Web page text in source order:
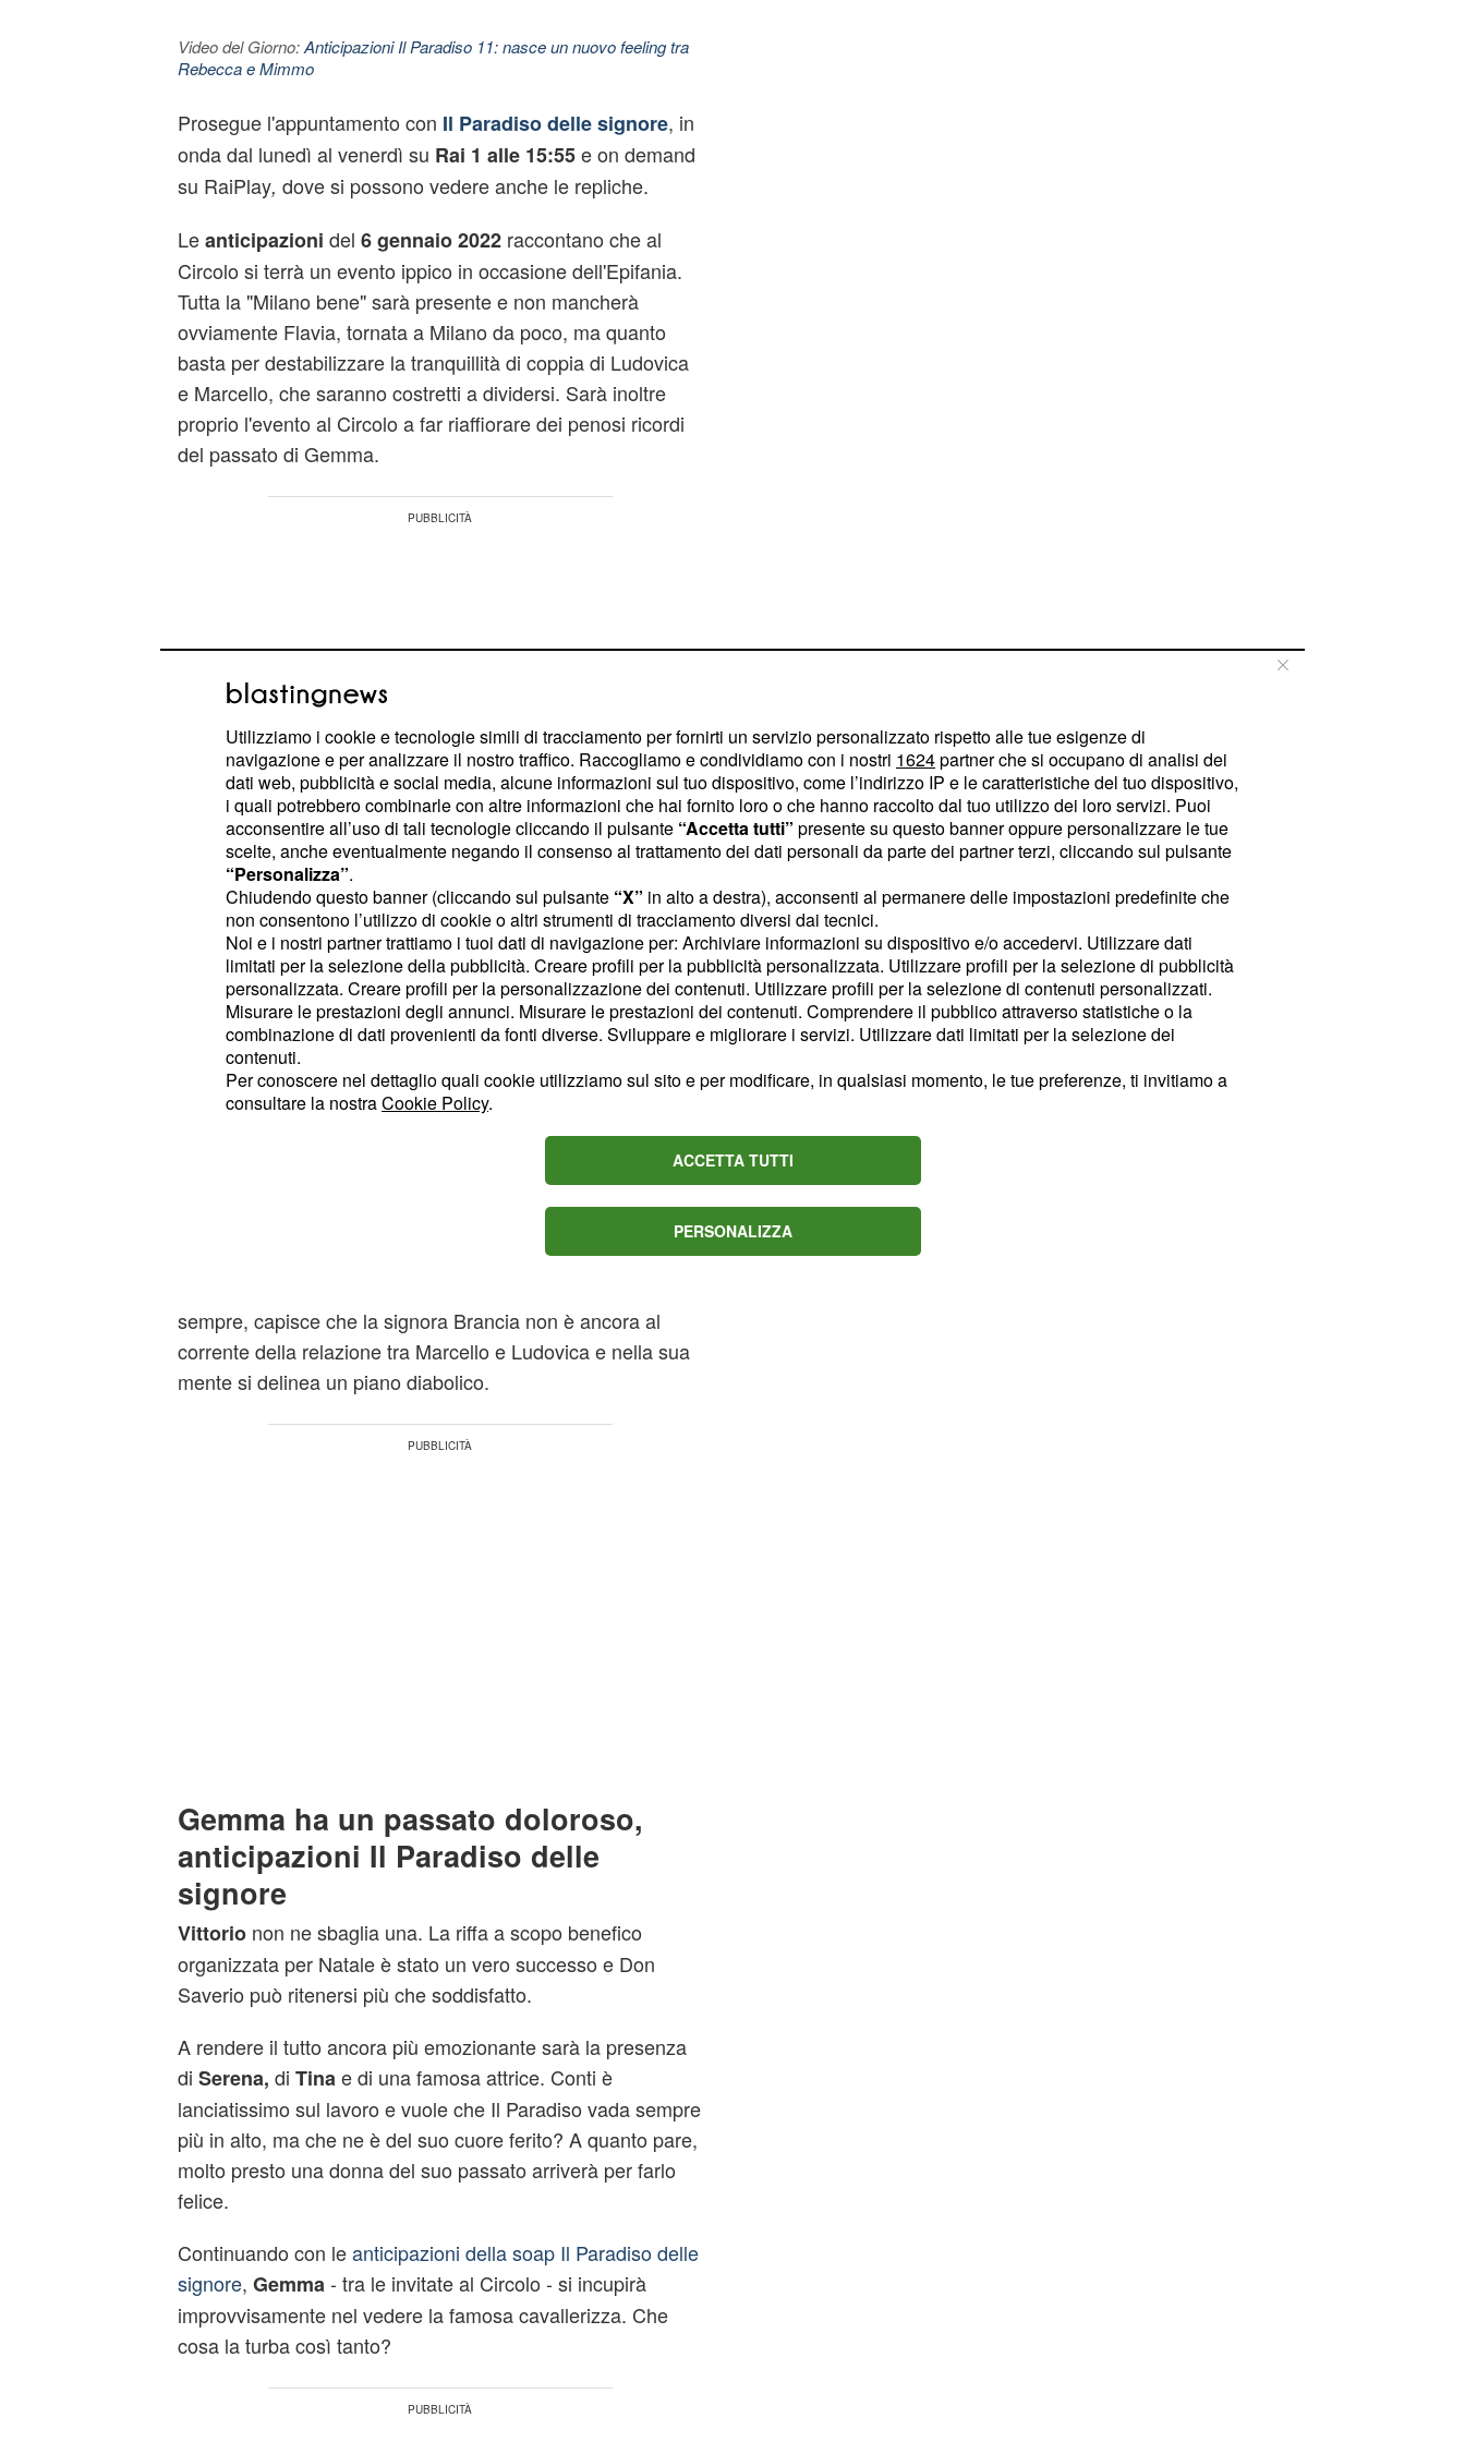
Video del Giorno:Anticipazioni Il Paradiso 11: nasce un nuovo feeling tra
Rebecca e Mimmo
Prosegue l'appuntamento con Il Paradiso delle signore, in
onda dal lunedì al venerdì su Rai 1 alle 15:55e on demand
su RaiPlay, dove si possono vedere anche le repliche.
Leanticipazioni del 6 gennaio 2022raccontano che al
Circolo si terrà un evento ippico in occasione dell'Epifania.
Tutta la "Milano bene" sarà presente e non mancherà
ovviamente Flavia, tornata a Milano da poco, ma quanto
basta per destabilizzare la tranquillità di coppia di Ludovica
e Marcello, che saranno costretti a dividersi. Sarà inoltre
proprio l'evento al Circolo a far riaffiorare dei penosi ricordi
del passato di Gemma.
Anticipazioni Il Paradiso delle
signore: tensione al Circolo
Atmosfera piuttosto pesante al Circolo, nonostante l'evento
ippico ospitato in occasione dell'Epifania. Tra gli invitati c'è
anche una talentuosa cavallerizza, che non passa
inosservata agli occhi di
Marcoha un compito importante, quello di intervistare
l'amazzone. Il giovane Sant'Erasmo ha però le spalle
coperte, a sostenerlo c'è Stefania. Tra i due la complicità è
più che evidente, e non solo sul piano professionale.
avrà modo di incontrare dopo diverso
sempre, capisce che la signora Brancia non è ancora al
corrente della relazione tra Marcello e Ludovica e nella sua
mente si delinea un piano diabolico.
Gemma ha un passato doloroso,
anticipazioni Il Paradiso delle
signore
Vittorionon ne sbaglia una. La riffa a scopo benefico
organizzata per Natale è stato un vero successo e Don
Saverio può ritenersi più che soddisfatto.
A rendere il tutto ancora più emozionante sarà la presenza
di Serena, di Tina e di una famosa attrice. Conti è
lanciatissimo sul lavoro e vuole che Il Paradiso vada sempre
più in alto, ma che ne è del suo cuore ferito? A quanto pare,
molto presto una donna del suo passato arriverà per farlo
felice.
Continuando con leanticipazioni della soap Il Paradiso delle
signore, Gemma - tra le invitate al Circolo - si incupirà
improvvisamente nel vedere la famosa cavallerizza. Che
cosa la turba così tanto?
Utilizziamo i cookie e tecnologie simili di tracciamento per fornirti un servizio personalizzato rispetto alle tue esigenze di
navigazione e per analizzare il nostro traffico. Raccogliamo e condividiamo con i nostri 1624partner che si occupano di analisi dei
dati web, pubblicità e social media, alcune informazioni sul tuo dispositivo, come l’indirizzo IP e le caratteristiche del tuo dispositivo,
i quali potrebbero combinarle con altre informazioni che hai fornito loro o che hanno raccolto dal tuo utilizzo dei loro servizi. Puoi
acconsentire all’uso di tali tecnologie cliccando il pulsante “Accetta tutti” presente su questo banner oppure personalizzare le tue
scelte, anche eventualmente negando il consenso al trattamento dei dati personali da parte dei partner terzi, cliccando sul pulsante
“Personalizza”.
Chiudendo questo banner (cliccando sul pulsante “X” in alto a destra), acconsenti al permanere delle impostazioni predefinite che
non consentono l’utilizzo di cookie o altri strumenti di tracciamento diversi dai tecnici.
Noi e i nostri partner trattiamo i tuoi dati di navigazione per: Archiviare informazioni su dispositivo e/o accedervi. Utilizzare dati
limitati per la selezione della pubblicità. Creare profili per la pubblicità personalizzata. Utilizzare profili per la selezione di pubblicità
personalizzata. Creare profili per la personalizzazione dei contenuti. Utilizzare profili per la selezione di contenuti personalizzati.
Misurare le prestazioni degli annunci. Misurare le prestazioni dei contenuti. Comprendere il pubblico attraverso statistiche o la
combinazione di dati provenienti da fonti diverse. Sviluppare e migliorare i servizi. Utilizzare dati limitati per la selezione dei
contenuti.
Per conoscere nel dettaglio quali cookie utilizziamo sul sito e per modificare, in qualsiasi momento, le tue preferenze, ti invitiamo a
consultare la nostraCookie Policy.
ACCETTA TUTTI
PERSONALIZZA